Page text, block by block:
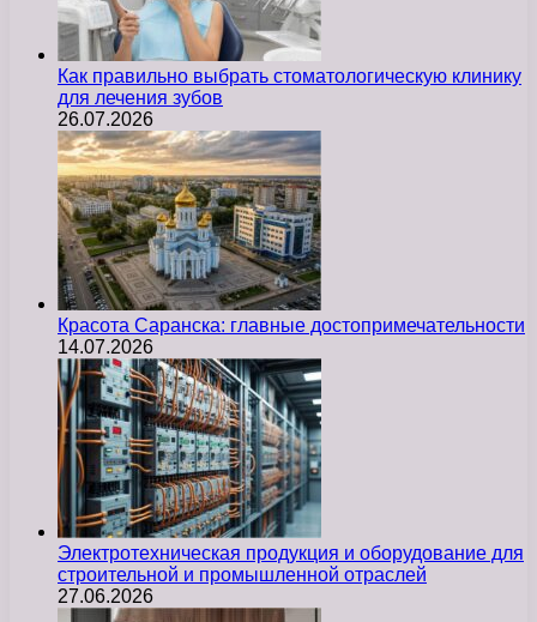
Как правильно выбрать стоматологическую клинику
для лечения зубов
26.07.2026
Красота Саранска: главные достопримечательности
14.07.2026
Электротехническая продукция и оборудование для
строительной и промышленной отраслей
27.06.2026